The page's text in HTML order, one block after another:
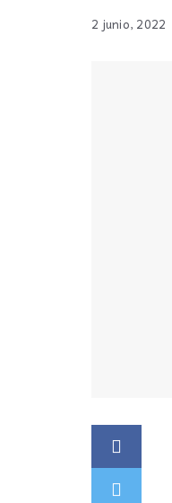
2 junio, 2022